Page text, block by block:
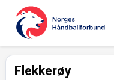
Flekkerøy